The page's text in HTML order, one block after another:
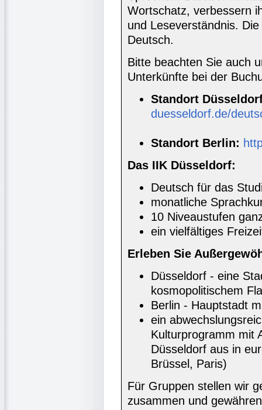
Wortschatz, verbessern
und Leseverständnis.
Deutsch.
Bitte beachten Sie auch
Unterkünfte bei der
Standort
duesseldorf.de/
Standort Berlin:
Das IIK Düsseldorf:
Deutsch für das
monatliche
10 Niveaustufen
ein vielfältiges
Erleben Sie
Düsseldorf - eine
kosmopolitischem
Berlin - Hauptstadt
ein
Kulturprogramm mit
Düsseldorf aus in
Brüssel, Paris)
Für Gruppen stellen wir
zusammen und